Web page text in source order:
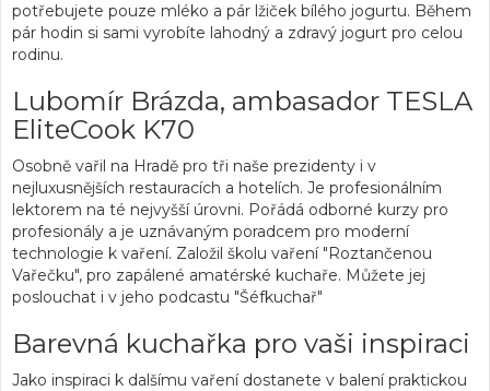
potřebujete pouze mléko a pár lžiček bílého jogurtu. Během
pár hodin si sami vyrobíte lahodný a zdravý jogurt pro celou
rodinu.
Lubomír Brázda, ambasador TESLA
EliteCook K70
Osobně vařil na Hradě pro tři naše prezidenty i v
nejluxusnějších restauracích a hotelích. Je profesionálním
lektorem na té nejvyšší úrovni. Pořádá odborné kurzy pro
profesionály a je uznávaným poradcem pro moderní
technologie k vaření. Založil školu vaření "Roztančenou
Vařečku", pro zapálené amatérské kuchaře. Můžete jej
poslouchat i v jeho podcastu "Šéfkuchař"
Barevná kuchařka pro vaši inspiraci
Jako inspiraci k dalšímu vaření dostanete v balení praktickou